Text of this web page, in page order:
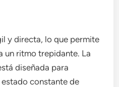
y directa, lo que permite
un ritmo trepidante. La
diseñada para
constante de